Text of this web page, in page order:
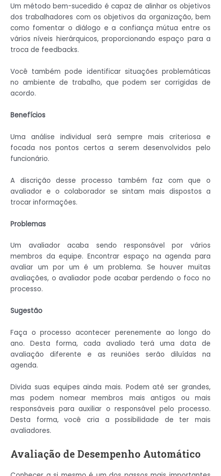
Um método bem-sucedido é capaz de alinhar os objetivos
dos trabalhadores com os objetivos da organização, bem
como fomentar o diálogo e a confiança mútua entre os
vários níveis hierárquicos, proporcionando espaço para a
troca de feedbacks.
Você também pode identificar situações problemáticas
no ambiente de trabalho, que podem ser corrigidas de
acordo.
Benefícios
Uma análise individual será sempre mais criteriosa e
focada nos pontos certos a serem desenvolvidos pelo
funcionário.
A discrição desse processo também faz com que o
avaliador e o colaborador se sintam mais dispostos a
trocar informações.
Problemas
Um avaliador acaba sendo responsável por vários
membros da equipe. Encontrar espaço na agenda para
avaliar um por um é um problema. Se houver muitas
avaliações, o avaliador pode acabar perdendo o foco no
processo.
Sugestão
Faça o processo acontecer perenemente ao longo do
ano. Desta forma, cada avaliado terá uma data de
avaliação diferente e as reuniões serão diluídas na
agenda.
Divida suas equipes ainda mais. Podem até ser grandes,
mas podem nomear membros mais antigos ou mais
responsáveis para auxiliar o responsável pelo processo.
Desta forma, você cria a possibilidade de ter mais
avaliadores.
Avaliação de Desempenho Automático